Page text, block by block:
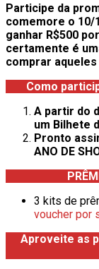
Participe da
comemore o 10/
ganhar R$500
certamente é
comprar
Como
A partir do
um Bilhete
Pronto
ANO DE
3 kits de
voucher por
Aproveite as